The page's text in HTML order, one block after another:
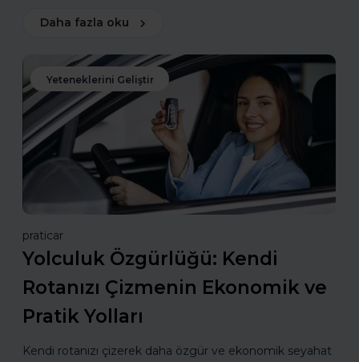
Daha fazla oku
Yeteneklerini Geliştir
praticar
Yolculuk Özgürlüğü: Kendi
Rotanızı Çizmenin Ekonomik ve
Pratik Yolları
Kendi rotanızı çizerek daha özgür ve ekonomik seyahat